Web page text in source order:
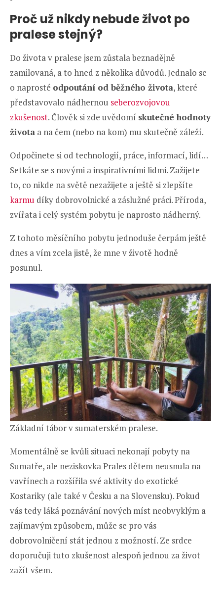
Proč už nikdy nebude život po
pralese stejný?
Do života v pralese jsem zůstala beznadějně
zamilovaná, a to hned z několika důvodů. Jednalo se
o naprosté odpoutání od běžného života, které
představovalo nádhernou seberozvojovou
zkušenost. Člověk si zde uvědomí skutečné hodnoty
života a na čem (nebo na kom) mu skutečně záleží.
Odpočinete si od technologií, práce, informací, lidí…
Setkáte se s novými a inspirativními lidmi. Zažijete
to, co nikde na světě nezažijete a ještě si zlepšíte
karmu díky dobrovolnické a záslužné práci. Příroda,
zvířata i celý systém pobytu je naprosto nádherný.
Z tohoto měsíčního pobytu jednoduše čerpám ještě
dnes a vím zcela jistě, že mne v životě hodně
posunul.
Základní tábor v sumaterském pralese.
Momentálně se kvůli situaci nekonají pobyty na
Sumatře, ale neziskovka Prales dětem neusnula na
vavřínech a rozšířila své aktivity do exotické
Kostariky (ale také v Česku a na Slovensku). Pokud
vás tedy láká poznávání nových míst neobvyklým a
zajímavým způsobem, může se pro vás
dobrovolničení stát jednou z možností. Ze srdce
doporučuji tuto zkušenost alespoň jednou za život
zažít všem.